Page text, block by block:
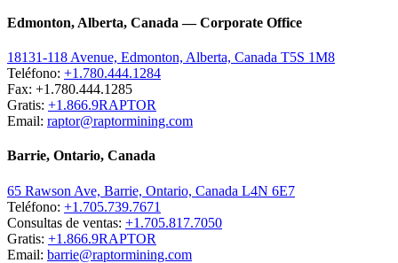
Edmonton, Alberta, Canada — Corporate Office
18131-118 Avenue, Edmonton, Alberta, Canada T5S 1M8
Teléfono: +1.780.444.1284
Fax: +1.780.444.1285
Gratis: +1.866.9RAPTOR
Email: raptor@raptormining.com
Barrie, Ontario, Canada
65 Rawson Ave, Barrie, Ontario, Canada L4N 6E7
Teléfono: +1.705.739.7671
Consultas de ventas: +1.705.817.7050
Gratis: +1.866.9RAPTOR
Email: barrie@raptormining.com